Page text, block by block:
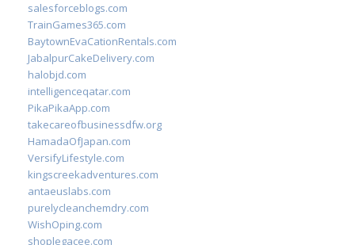
salesforceblogs.com
TrainGames365.com
BaytownEvaCationRentals.com
JabalpurCakeDelivery.com
halobjd.com
intelligenceqatar.com
PikaPikaApp.com
takecareofbusinessdfw.org
HamadaOfJapan.com
VersifyLifestyle.com
kingscreekadventures.com
antaeuslabs.com
purelycleanchemdry.com
WishOping.com
shoplegacee.com